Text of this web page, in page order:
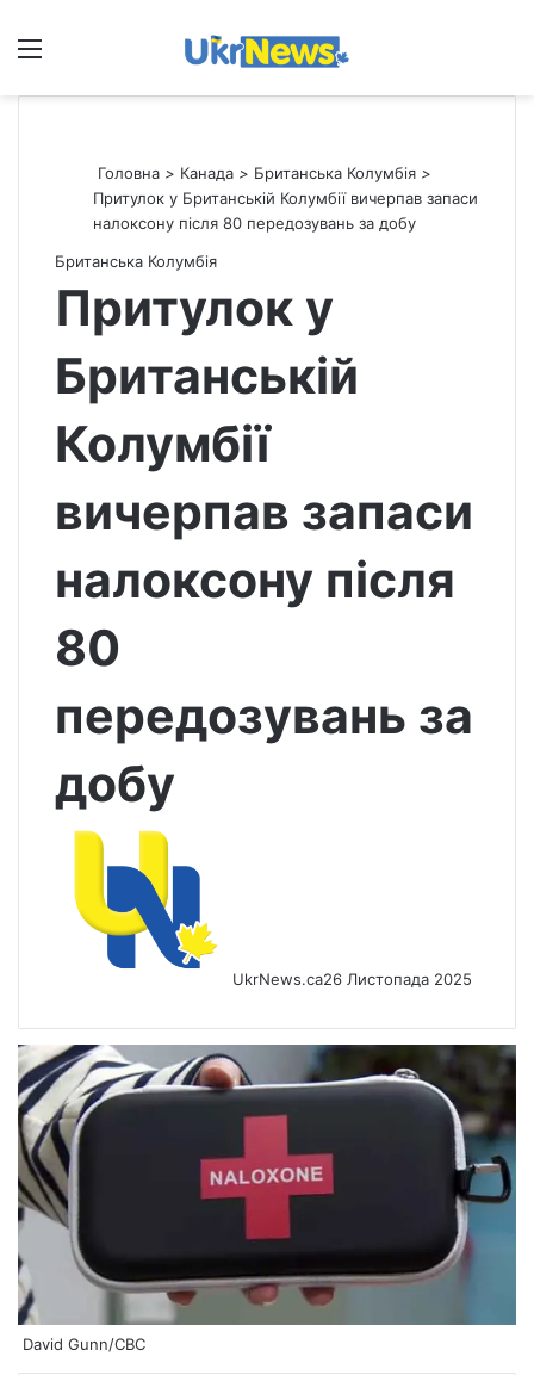
Меню
Головна > Канада > Британська Колумбія >
Притулок у Британській Колумбії вичерпав запаси
налоксону після 80 передозувань за добу
Британська Колумбія
Притулок у
Британській
Колумбії
вичерпав запаси
налоксону після
80
передозувань за
добу
UkrNews.ca26 Листопада 2025
David Gunn/CBC